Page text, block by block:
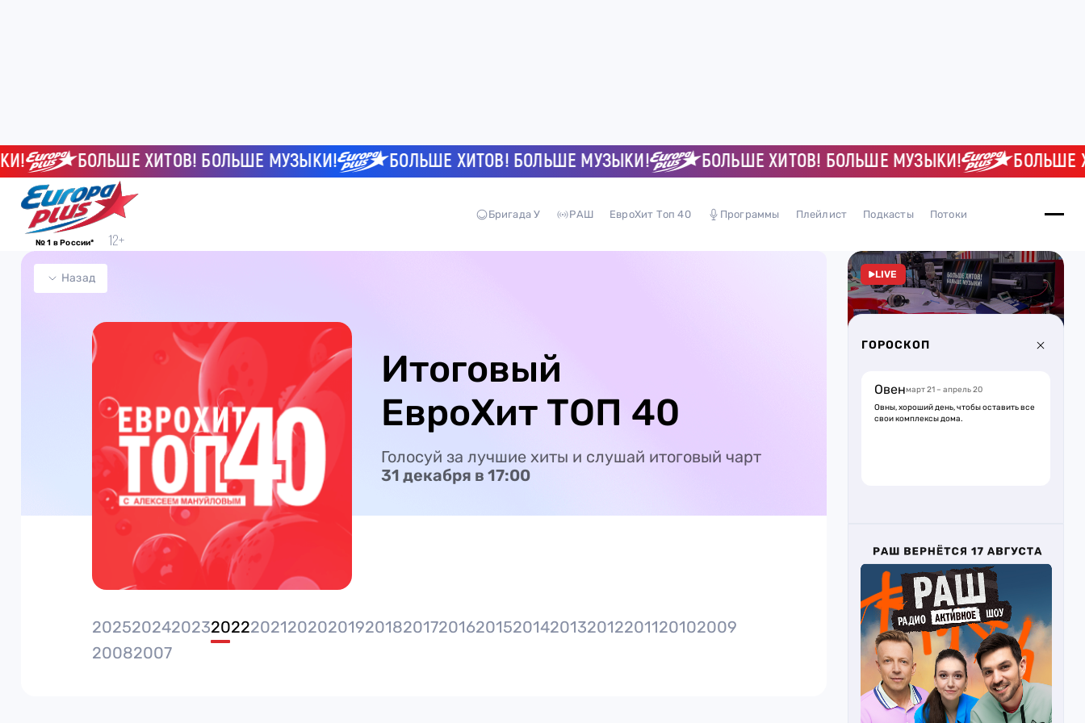
БОЛЬШЕ ХИТОВ! БОЛЬШЕ МУЗЫКИ! БОЛЬШЕ ХИТОВ! БОЛЬШЕ МУЗЫКИ! БОЛЬШЕ ХИТОВ! БОЛЬШЕ МУЗЫКИ! БОЛЬШЕ
№ 1 в России*
Бригада У РАШ ЕвроХит Топ 40 Программы Плейлист Подкасты Потоки
Назад
Итоговый
ЕвроХит ТОП 40
Голосуй за лучшие хиты и слушай итоговый чарт
31 декабря в 17:00
20252024202320222021202020192018201720162015201420132012201120102009
20082007
LIVE
ГОРОСКОП
Овенмарт 21 – апрель 20
Овны, хороший день, чтобы оставить все
свои комплексы дома.